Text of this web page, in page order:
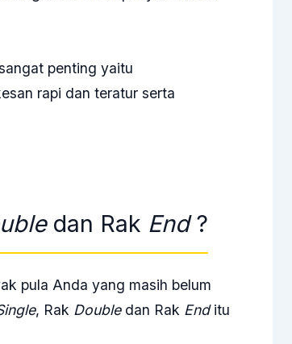
penting yaitu
rapi dan teratur serta
dan Rak End?
pula Anda yang masih belum
, Rak Doubledan Rak Enditu